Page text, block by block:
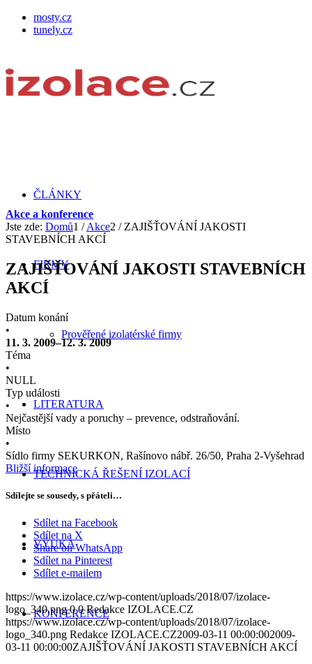
mosty.cz
tunely.cz
ČLÁNKY
FIRMY
Prověřené izolatérské firmy
LITERATURA
TECHNICKÁ ŘEŠENÍ IZOLACÍ
VÝUKA
KONFERENCE
Akce a konference
Jste zde: Domů1 / Akce2 / ZAJIŠŤOVÁNÍ JAKOSTI
STAVEBNÍCH AKCÍ
ZAJIŠŤOVÁNÍ JAKOSTI STAVEBNÍCH
AKCÍ
Datum konání
•
11. 3. 2009–12. 3. 2009
Téma
•
NULL
Typ události
•
Nejčastější vady a poruchy – prevence, odstraňování.
Místo
•
Sídlo firmy SEKURKON, Rašínovo nábř. 26/50, Praha 2-Vyšehrad
Bližší informace
Sdílejte se sousedy, s přáteli…
Sdílet na Facebook
Sdílet na X
Share on WhatsApp
Sdílet na Pinterest
Sdílet e-mailem
https://www.izolace.cz/wp-content/uploads/2018/07/izolace-
logo_340.png 0 0 Redakce IZOLACE.CZ
https://www.izolace.cz/wp-content/uploads/2018/07/izolace-
logo_340.png Redakce IZOLACE.CZ2009-03-11 00:00:002009-
03-11 00:00:00ZAJIŠŤOVÁNÍ JAKOSTI STAVEBNÍCH AKCÍ